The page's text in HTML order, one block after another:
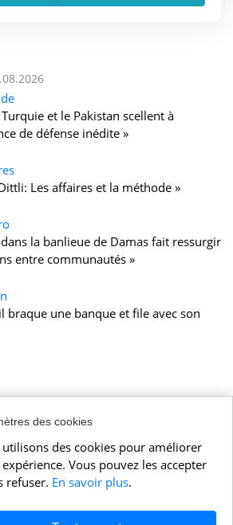
et le Pakistan scellent à
de défense inédite »
Les affaires et la méthode »
la banlieue de Damas fait ressurgir
entre communautés »
braque une banque et file avec son
– Une publication de HELP
à Zurich, en Suisse – Tous droits
des cookies
utilisons des cookies pour améliorer
Vous pouvez les accepter
refuser. En savoir plus.